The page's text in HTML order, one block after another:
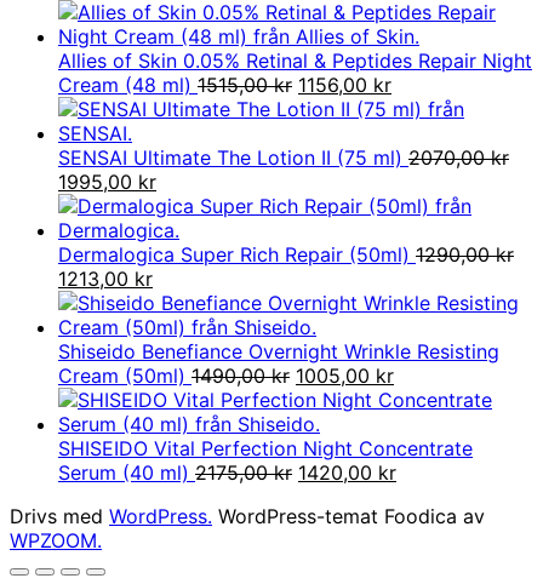
Allies of Skin 0.05% Retinal & Peptides Repair Night
Cream (48 ml) 1515,00kr Det
ursprungliga
var:
1156,00 krDet
nuvarande
är:
SENSAI Ultimate The Lotion II (75 ml) 2070,00kr
Det
ursprungliga
priset
var:
2070,00 kr.
1995,00 krDet
nuvarande
priset
är:
Dermalogica Super Rich Repair (50ml) 1290,00kr
Det
ursprungliga
priset
var:
1290,00 kr.
1213,00 krDet
nuvarande
priset
är:
1213,00 kr.
Shiseido Benefiance Overnight Wrinkle Resisting
Cream (50ml) 1490,00kr Det
ursprungliga
priset
var:
1490,00 kr.
1005,00 krDet
nuvarande
är:
1005,00 kr.
SHISEIDO Vital Perfection Night Concentrate
Serum (40 ml) 2175,00kr Det
priset
1420,00 krDet
priset
Drivs med WordPress. WordPress-temat Foodica av
WPZOOM.